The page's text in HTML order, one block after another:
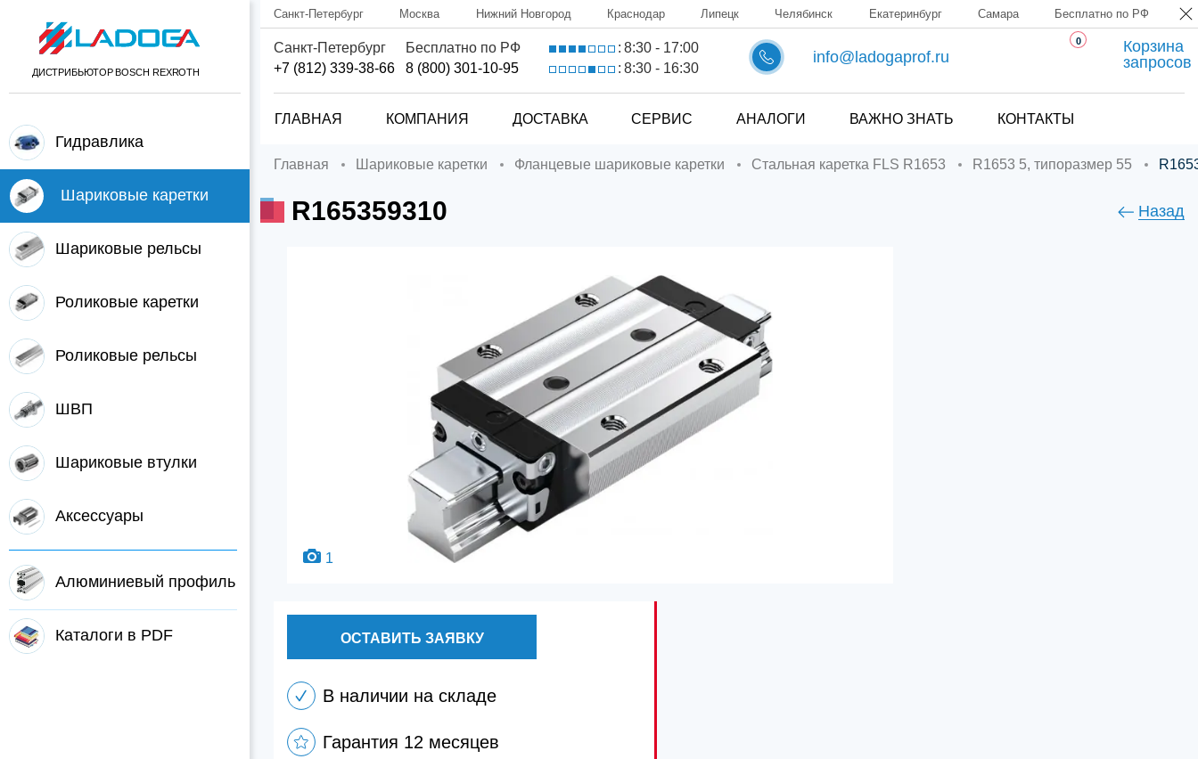
ДИСТРИБЬЮТОР BOSCH REXROTH
Гидравлика
Шариковые каретки
Шариковые рельсы
Роликовые каретки
Роликовые рельсы
ШВП
Шариковые втулки
Аксессуары
Алюминиевый профиль
Каталоги в PDF
Санкт-Петербург Москва Нижний Новгород Краснодар Липецк Челябинск Екатеринбург Самара Бесплатно по РФ
Санкт-Петербург
+7 (812) 339-38-66
Бесплатно по РФ
8 (800) 301-10-95
: 8:30 - 17:00
: 8:30 - 16:30
info@ladogaprof.ru
0
Корзина
запросов
ГЛАВНАЯ КОМПАНИЯ ДОСТАВКА СЕРВИС АНАЛОГИ ВАЖНО ЗНАТЬ КОНТАКТЫ
Главная Шариковые каретки Фланцевые шариковые каретки Стальная каретка FLS R1653 R1653 5, типоразмер 55
R165359310 Назад
1
ОСТАВИТЬ ЗАЯВКУ
В наличии на складе
Гарантия 12 месяцев